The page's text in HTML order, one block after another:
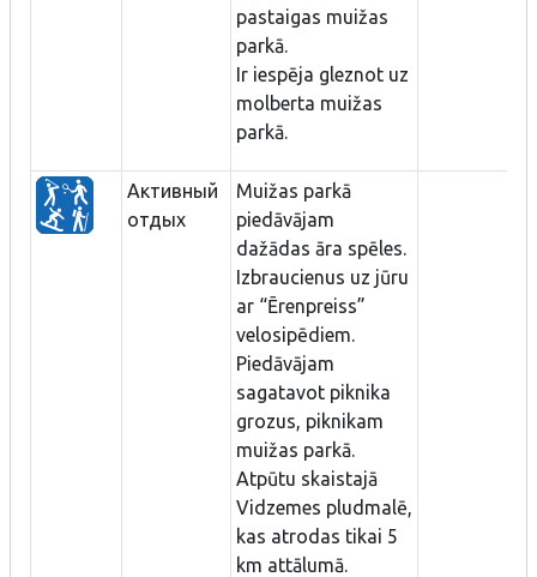
pastaigas muižas
parkā.
Ir iespēja gleznot uz
molberta muižas
parkā.
Активный
отдых
Muižas parkā
piedāvājam
dažādas āra spēles.
Izbraucienus uz jūru
ar “Ērenpreiss”
velosipēdiem.
Piedāvājam
sagatavot piknika
grozus, piknikam
muižas parkā.
Atpūtu skaistajā
Vidzemes pludmalē,
kas atrodas tikai 5
km attālumā.